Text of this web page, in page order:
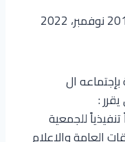
ال
للجمعية
العامة والإعلام